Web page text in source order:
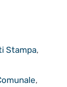
Stampa,
,